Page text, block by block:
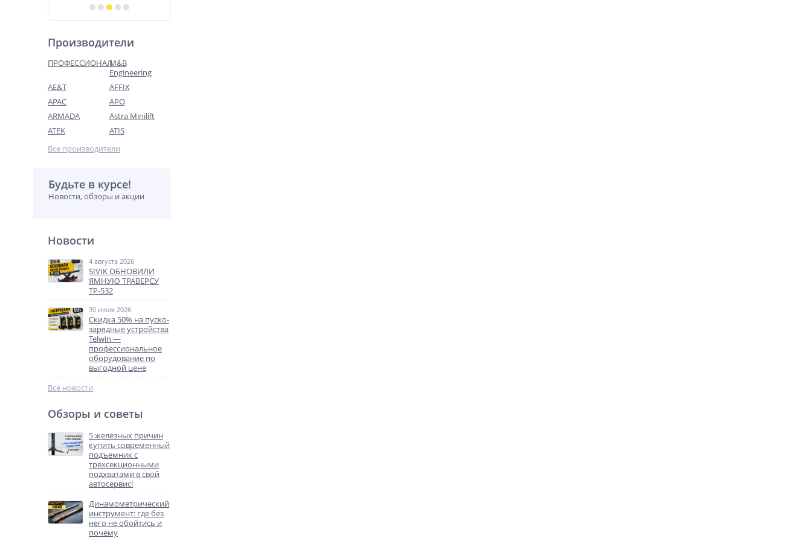
Производители
ПРОФЕССИОНАЛM&B
Engineering
AE&T
AFFIX
APAC
APO
ARMADA
Astra Minilift
ATEK
ATIS
Все производители
Будьте в курсе!
Новости, обзоры и акции
Новости
4 августа 2026
SIVIK ОБНОВИЛИ
ЯМНУЮ ТРАВЕРСУ
ТР-532
30 июля 2026
Скидка 50% на пуско-
зарядные устройства
Telwin —
профессиональное
оборудование по
выгодной цене
Все новости
Обзоры и советы
5 железных причин
купить современный
подъемник с
трехсекционными
подхватами в свой
автосервис!
Динамометрический
инструмент: где без
него не обойтись и
почему